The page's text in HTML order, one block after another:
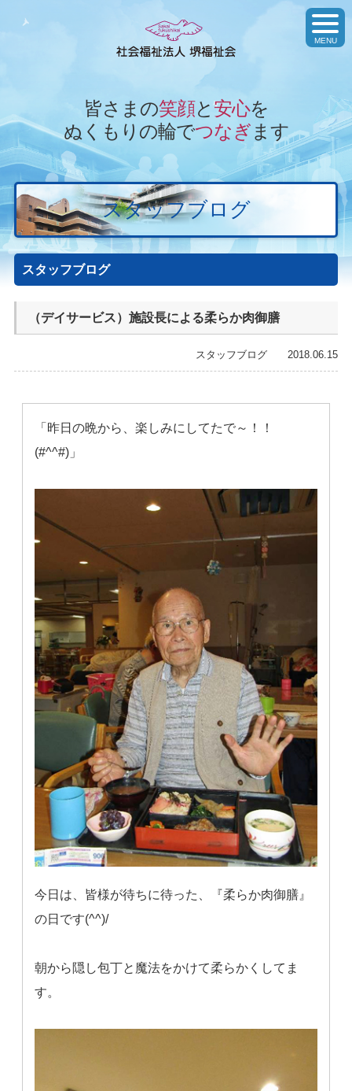
皆さまの笑顔と安心を
ぬくもりの輪でつなぎ ます
toggle
MENU
スタッフブログ
スタッフブログ
（デイサービス）施設長による柔らか肉御膳
スタッフブログ 2018.06.15
「昨日の晩から、楽しみにしてたで～！！
(#^^#)」
今日は、皆様が待ちに待った、『柔らか肉御膳』
の日です(^^)/
朝から隠し包丁と魔法をかけて柔らかくしてま
す。